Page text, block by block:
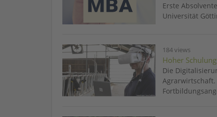
Erste
Universität
184 views
Hoher
Die